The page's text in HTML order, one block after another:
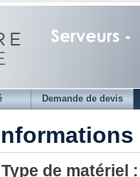
Demande de devis
Type de matériel :